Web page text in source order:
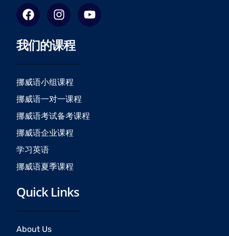
F
a
c
e
b
o
o
k
I
n
s
t
a
g
r
a
m
Y
o
u
我们的课程
挪威语小组课程
挪威语一对一课程
挪威语考试备考课程
挪威语企业课程
学习英语
挪威语夏季课程
Quick Links
About Us